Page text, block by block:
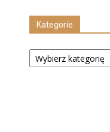
Kategorie
Kategorie